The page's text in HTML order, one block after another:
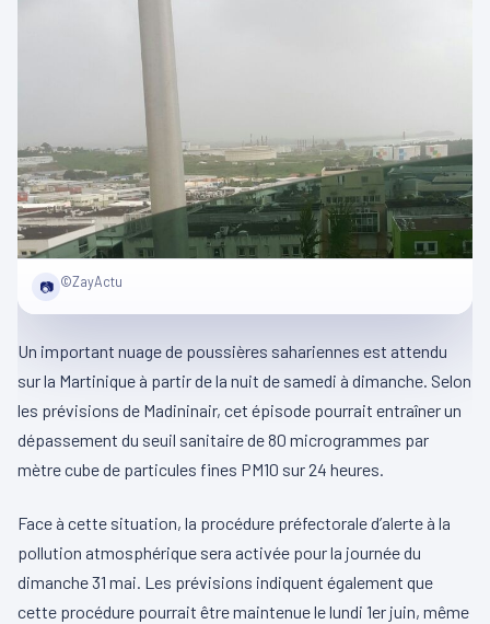
📷 ©ZayActu
Un important nuage de poussières sahariennes est attendu
sur la Martinique à partir de la nuit de samedi à dimanche. Selon
les prévisions de Madininair, cet épisode pourrait entraîner un
dépassement du seuil sanitaire de 80 microgrammes par
mètre cube de particules fines PM10 sur 24 heures.
Face à cette situation, la procédure préfectorale d’alerte à la
pollution atmosphérique sera activée pour la journée du
dimanche 31 mai. Les prévisions indiquent également que
cette procédure pourrait être maintenue le lundi 1er juin, même